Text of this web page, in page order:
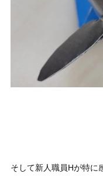
そして新人職員Hが特に